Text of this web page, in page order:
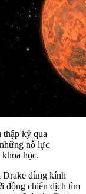
thập kỷ qua
nỗ lực
học.
dùng kính
động chiến dịch tìm